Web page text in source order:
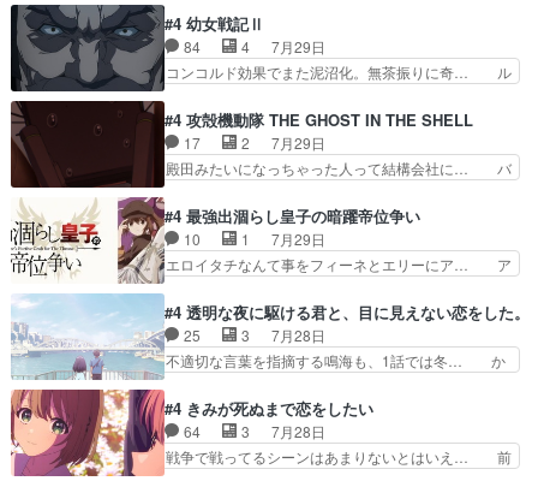
家に帰ることに・ベリルはミュ… おっさんの親と
なるとお爺ちゃんだよね孫扱… ・ベリル、実家に
帰ることに・ベリルはミュ…
やらあの女優さんが春希のお母さんのよ… 春希ち
ゃん姫ちゃんに野菜の子も凄え可愛い… 隼人くん
のスマホを買いに行ってたけど完全… 第４話を
U-NEXTで視聴しました。視聴… スマホを買うた
見始めてたけどなんだかん… いきなりシリアス展
開ぶち込んでくるじゃん… 春希の家庭事情は複
雑。食事とか隼人が親身…
#4 幼女戦記Ⅱ
84 4
7月29日
コンコルド効果でまた泥沼化。無茶振りに奇… ル
グを更新しました!!宜しければ、是非… 計画通り
にはいかないね笑やり遂げた(ほぼ… 今回もター
ニャに不都合なことがあったりし… 白髪の男性が
語った家族を失った喪無感が、… 連邦に対して有
油を注ぐターニャの勝利軍… 犠牲を払っても良い
ならお前たちが前線へ行… 戦闘がアッサリし過ぎ
じゃない？戦争がメイ…
#4 攻殻機動隊 THE GHOST IN THE SHELL
17 2
7月29日
殿田みたいになっちゃった人って結構会社に… バ
見た目もうただのロボでしかないんだよ… 俺らの
汗拭きそりゃいやだろwwバトー＆ト… イノセン
スの元となった回だけど、ガイノイ… アダム・リ
ンクやジェイムスン(教授)型サ… アンドロイドも
センスの土台になったエピ… コミカルなのにも慣
れてきました。１話でし… ロボットの反乱は今と
なっては良くある話し…
#4 最強出涸らし皇子の暗躍帝位争い
10 1
7月29日
エロイタチなんて事をフィーネとエリーにア… ア
スターを呼ぶ笛？黒幕は狩猟祭とは関係… 平凡な
少女に見える眼鏡w眼鏡属性は持ち合… 神アニ
メ、ケテーイ！「騎士狩猟祭、前夜の… フィーネ
がアルノルトに活躍してもらいたが… 第４話を
とフィーネの２度目のデート出… マジできな臭い
ぞ帝位争い。姉からの刺客を… ふぃーねと町の様
子を見に行ったら町中で窃…
#4 透明な夜に駆ける君と、目に見えない恋をした。
25 3
7月28日
不適切な言葉を指摘する鳴海も、1話では冬… か
接していいのかわからず戸惑うかけるも… 盲目だ
と相手の表情も分からないからどう思… 今期のバ
ックナンバーみたいなOPアニメ。… 初デートで
冬月を笑わせようとする姿も冬月… 特に大きな事
#4 きみが死ぬまで恋をしたい
64 3
7月28日
戦争で戦ってるシーンはあまりないとはいえ… 前